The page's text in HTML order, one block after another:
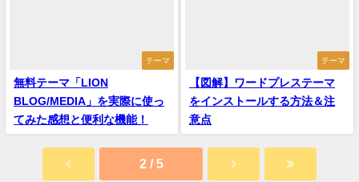
テーマ
無料テーマ「LION
BLOG/MEDIA」を実際に使っ
てみた感想と便利な機能！
テーマ
【図解】ワードプレステーマ
をインストールする方法＆注
意点
2 / 5